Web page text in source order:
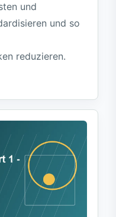
und
und so
reduzieren.